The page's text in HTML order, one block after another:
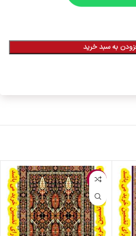
به سبد خرید
-5%